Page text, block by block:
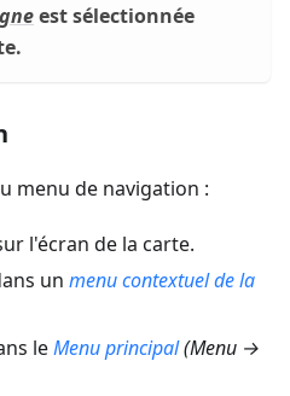
est sélectionnée
menu de navigation :
l'écran de la carte.
un menu contextuel de la
leMenu principal(Menu →